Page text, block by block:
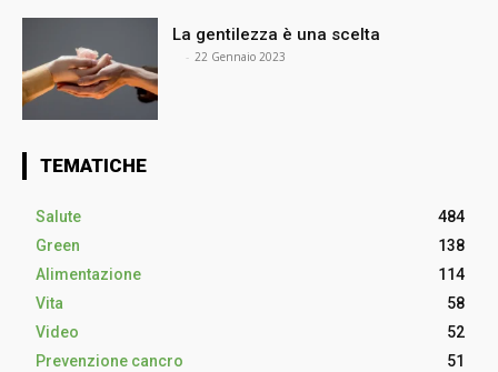
La gentilezza è una scelta
- 22 Gennaio 2023
TEMATICHE
Salute
484
Green
138
Alimentazione
114
Vita
58
Video
52
Prevenzione cancro
51